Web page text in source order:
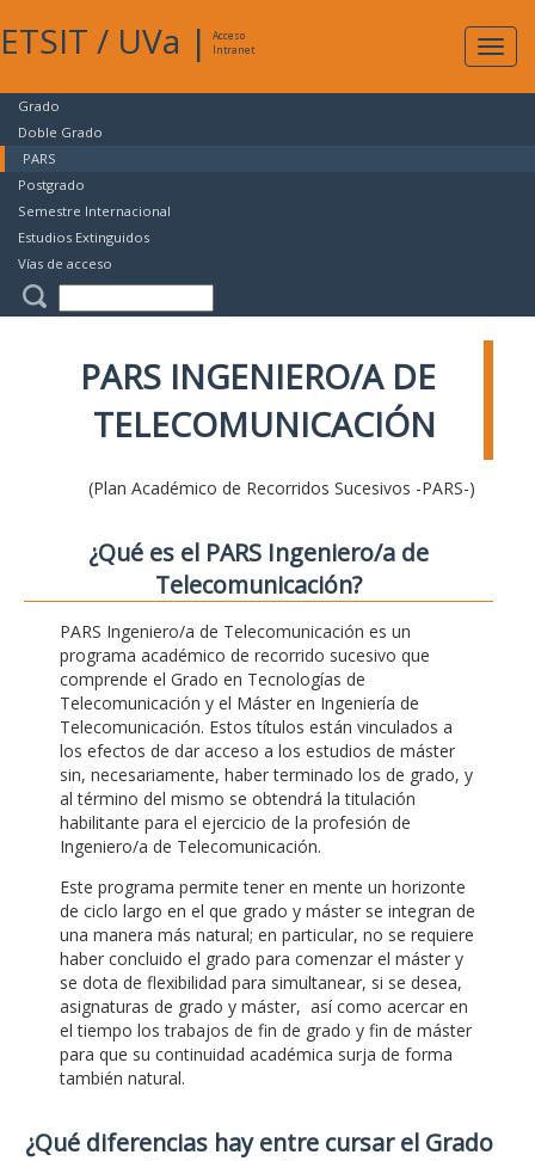
ETSIT / UVa |
Acceso
Intranet
Grado
Doble Grado
PARS
Postgrado
Semestre Internacional
Estudios Extinguidos
Vías de acceso
PARS INGENIERO/A DE
TELECOMUNICACIÓN
(Plan Académico de Recorridos Sucesivos -PARS-)
¿Qué es el PARS Ingeniero/a de
Telecomunicación?
PARS Ingeniero/a de Telecomunicación es un
programa académico de recorrido sucesivo que
comprende el Grado en Tecnologías de
Telecomunicación y el Máster en Ingeniería de
Telecomunicación. Estos títulos están vinculados a
los efectos de dar acceso a los estudios de máster
sin, necesariamente, haber terminado los de grado, y
al término del mismo se obtendrá la titulación
habilitante para el ejercicio de la profesión de
Ingeniero/a de Telecomunicación.
Este programa permite tener en mente un horizonte
de ciclo largo en el que grado y máster se integran de
una manera más natural; en particular, no se requiere
haber concluido el grado para comenzar el máster y
se dota de flexibilidad para simultanear, si se desea,
asignaturas de grado y máster, así como acercar en
el tiempo los trabajos de fin de grado y fin de máster
para que su continuidad académica surja de forma
también natural.
¿Qué diferencias hay entre cursar el Grado